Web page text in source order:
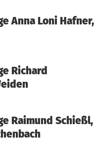
Anna Loni Hafner,
Richard
Raimund Schießl,